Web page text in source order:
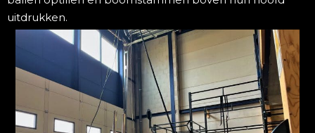
uitdrukken.